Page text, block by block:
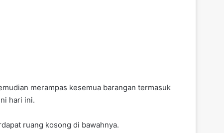
merampas kesemua barangan termasuk
hari ini.
ruang kosong di bawahnya.